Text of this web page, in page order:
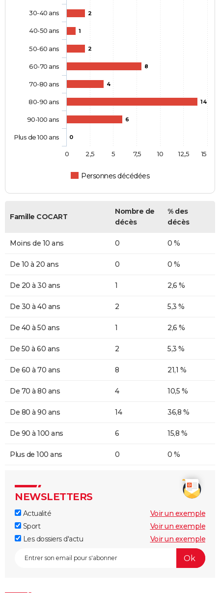
2
1
2
8
4
14
6
0
Personnes décédées
30-40 ans
40-50 ans
50-60 ans
60-70 ans
70-80 ans
80-90 ans
90-100 ans
Plus de 100 ans
0 2,5 5 7,5 10 12,5 15
Famille COCART
Nombre de
décès
% des
décès
Moins de 10 ans 0 0 %
De 10 à 20 ans 0 0 %
De 20 à 30 ans 1 2,6 %
De 30 à 40 ans 2 5,3 %
De 40 à 50 ans 1 2,6 %
De 50 à 60 ans 2 5,3 %
De 60 à 70 ans 8 21,1 %
De 70 à 80 ans 4 10,5 %
De 80 à 90 ans 14 36,8 %
De 90 à 100 ans 6 15,8 %
Plus de 100 ans 0 0 %
NEWSLETTERS
Actualité
Voir un exemple
Sport
Voir un exemple
Les dossiers d'actu
Voir un exemple